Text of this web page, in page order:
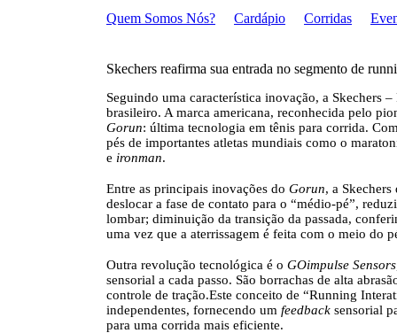
Quem Somos Nós? Cardápio Corridas
Skechers reafirma sua entrada no segmento de
Seguindo uma característica inovação, a Skechers
brasileiro. A marca americana, reconhecida pelo
Gorun: última tecnologia em tênis para corrida.
pés de importantes atletas mundiais como o
e ironman.
Entre as principais inovações do Gorun, a Skechers
deslocar a fase de contato para o “médio-pé”,
lombar; diminuição da transição da passada,
uma vez que a aterrissagem é feita com o meio do
Outra revolução tecnológica é o GOimpulse Sensors
sensorial a cada passo. São borrachas de alta
controle de tração.Este conceito de “Running
independentes, fornecendo um feedback sensorial
para uma corrida mais eficiente.